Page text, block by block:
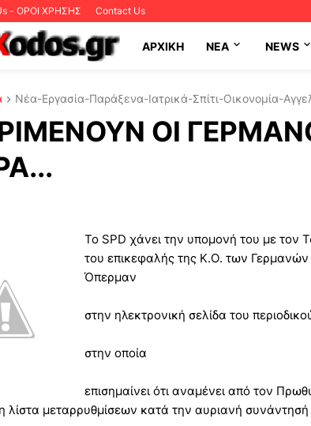
- ΟΡΟΙ ΧΡΗΣΗΣ Contact Us
ΑΡΧΙΚΗ NEA NEWS
Νέα-Εργασία-Παράξενα-Ιατρικά-Σπίτι-Οικονομία-
ΟΙ
Το SPD χάνει την υπομονή του με τον
του επικεφαλής της Κ.Ο. των
Όπερμαν
στην ηλεκτρονική σελίδα του
στην οποία
επισημαίνει ότι αναμένει από τον
λίστα μεταρρυθμίσεων κατά την αυριανή